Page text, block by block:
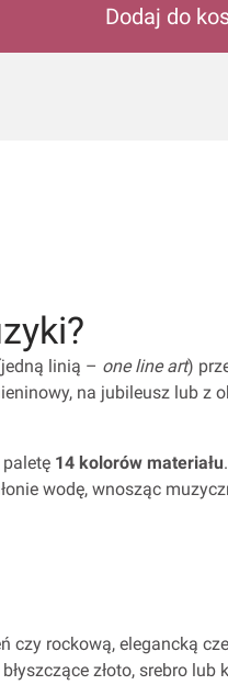
Dodaj do
linią – one line art)
na jubileusz lub z
14 kolorów materiału
wodę, wnosząc
czy rockową, elegancką
złoto, srebro lub